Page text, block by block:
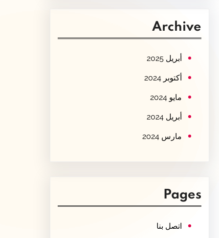
c
Archive
أبريل 2025
أكتوبر 2024
مايو 2024
أبريل 2024
مارس 2024
Pages
اتصل بنا